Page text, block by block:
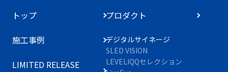
トップ
施工事例
LIMITED RELEASE
プロダクト
デジタルサイネージ
SLED VISION
LEVELIQQセレクション